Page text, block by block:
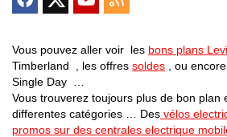
Vous pouvez aller voir les bons plans
Timberland , les offres soldes , ou
Single Day …
Vous trouverez toujours plus de bon plan
differentes catégories … Des vélos
promos sur des centrales electrique